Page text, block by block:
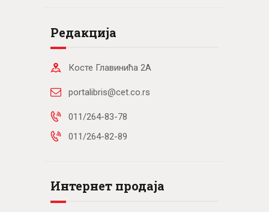
Редакција
Косте Главинића 2А
portalibris@cet.co.rs
011/264-83-78
011/264-82-89
Интернет продаја